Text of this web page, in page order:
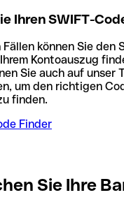
Ihren SWIFT-
können Sie den
Kontoauszug
Sie auch auf unser
um den richtigen
finden.
Finder
Sie Ihre